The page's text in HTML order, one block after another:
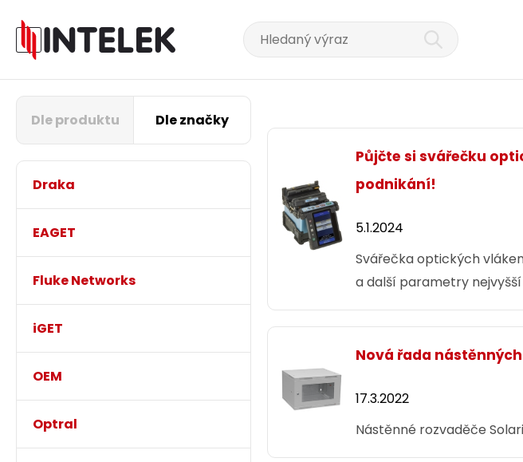
Dle produktu Dle značky
Draka
EAGET
Fluke Networks
iGET
OEM
Optral
Půjčte si svářečku
podnikání!
5.1.2024
Svářečka optických
a další parametry
Nová řada nástěnných
17.3.2022
Nástěnné rozvaděče